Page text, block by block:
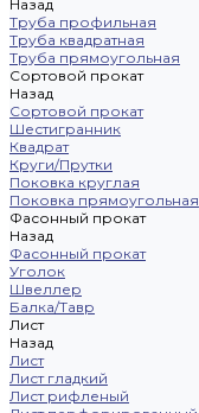
Назад
Труба профильная
Труба квадратная
Труба прямоугольная
Сортовой прокат
Назад
Сортовой прокат
Шестигранник
Квадрат
Круги/Прутки
Поковка круглая
Поковка прямоугольная
Фасонный прокат
Назад
Фасонный прокат
Уголок
Швеллер
Балка/Тавр
Лист
Назад
Лист
Лист гладкий
Лист рифленый